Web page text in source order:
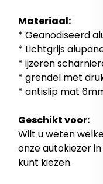
Materiaal:
* Geanodiseerd
* Lichtgrijs
* ijzeren
* grendel met
* antislip mat
Geschikt voor:
Wilt u weten
onze autokiezer
kunt kiezen.